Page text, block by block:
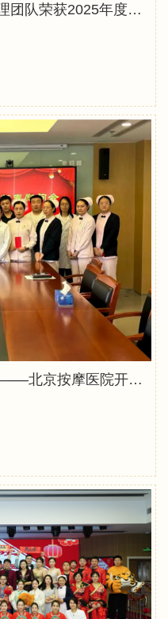
喜报！北京按摩医院护理团队荣获2025年度全国巾帼文明岗称号
新春送温暖 关怀暖人心——北京按摩医院开展春节前走访慰问活动